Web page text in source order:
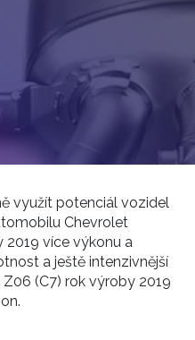
využít potenciál vozidel
Chevrolet
2019 více výkonu a
a ještě intenzivnější
(C7) rok výroby 2019